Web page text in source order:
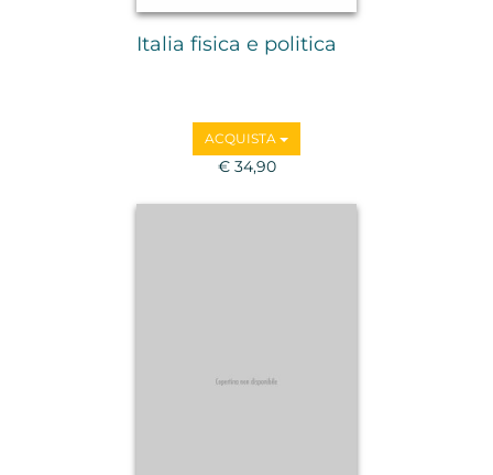
Italia fisica e politica
ACQUISTA
€ 34,90